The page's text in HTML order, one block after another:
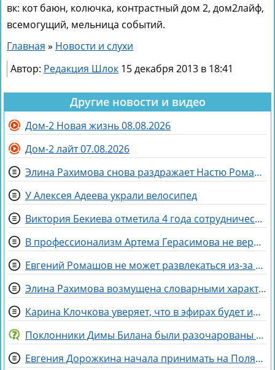
вк: кот баюн, колючка, контрастный дом 2, дом2лайф,
всемогущий, мельница событий.
Главная » Новости и слухи
Автор: Редакция Шлок 15 декабря 2013 в 18:41
Другие новости и видео
Дом-2 Новая жизнь 08.08.2026
Дом-2 лайт 07.08.2026
Элина Рахимова снова раздражает Настю Ромашову, флиртуя с её мужем Евгением
У Алексея Адеева украли велосипед
Виктория Бекиева отметила 4 года сотрудничества с Домом 2
В профессионализм Артема Герасимова не верят зрители Дома 2
Евгений Ромашов не может развлекаться из-за беременности жены Анастасии
Элина Рахимова возмущена словарными характеристиками со стороны Насти Ромашовой
Карина Клочкова уверяет, что в эфирах будет интересна её пара с Евгением Петуховым
Поклонники Димы Билана были разочарованы его последним концертом
Евгения Дорожкина начала принимать на Поляне первых клиенток